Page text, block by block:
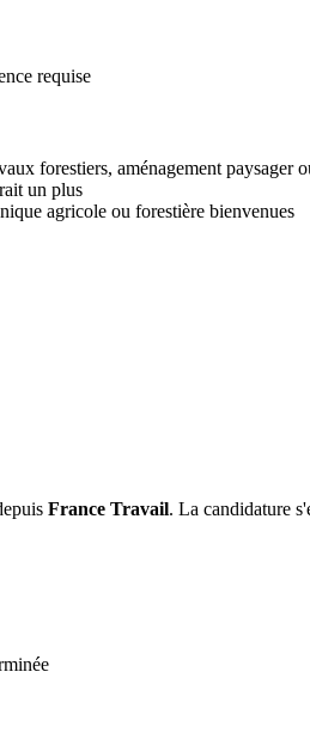
requise
forestiers, aménagement paysager
un plus
agricole ou forestière bienvenues
France Travail. La candidature